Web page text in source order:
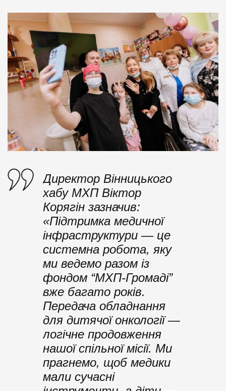
Директор Вінницького
хабу МХП Віктор
Корягін зазначив:
«Підтримка медичної
інфраструктури — це
системна робота, яку
ми ведемо разом із
фондом “МХП-Громаді”
вже багато років.
Передача обладнання
для дитячої онкології —
логічне продовження
нашої спільної місії. Ми
прагнемо, щоб медики
мали сучасні